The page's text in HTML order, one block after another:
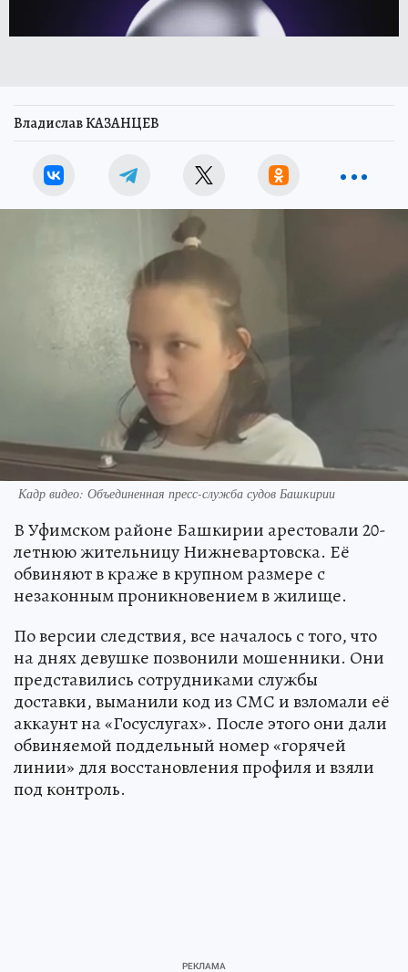
Владислав КАЗАНЦЕВ
Кадр видео: Объединенная пресс-служба судов Башкирии
В Уфимском районе Башкирии арестовали 20-
летнюю жительницу Нижневартовска. Её
обвиняют в краже в крупном размере с
незаконным проникновением в жилище.
По версии следствия, все началось с того, что
на днях девушке позвонили мошенники. Они
представились сотрудниками службы
доставки, выманили код из СМС и взломали её
аккаунт на «Госуслугах». После этого они дали
обвиняемой поддельный номер «горячей
линии» для восстановления профиля и взяли
под контроль.